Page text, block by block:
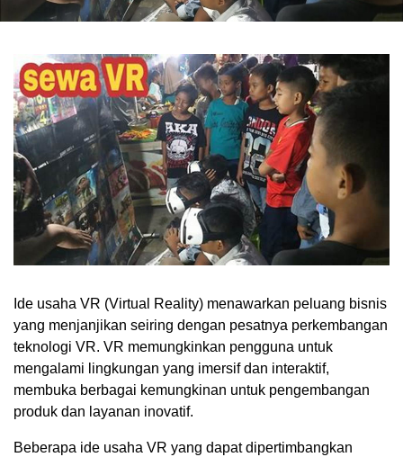
Ide usaha VR (Virtual Reality) menawarkan peluang bisnis
yang menjanjikan seiring dengan pesatnya perkembangan
teknologi VR. VR memungkinkan pengguna untuk
mengalami lingkungan yang imersif dan interaktif,
membuka berbagai kemungkinan untuk pengembangan
produk dan layanan inovatif.
Beberapa ide usaha VR yang dapat dipertimbangkan